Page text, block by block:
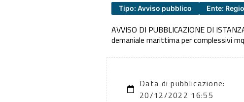
Tipo: Avviso pubblico Ente:
AVVISO DI PUBBLICAZIONE DI
demaniale marittima per complessivi
Data di pubblicazione:
20/12/2022 16:55